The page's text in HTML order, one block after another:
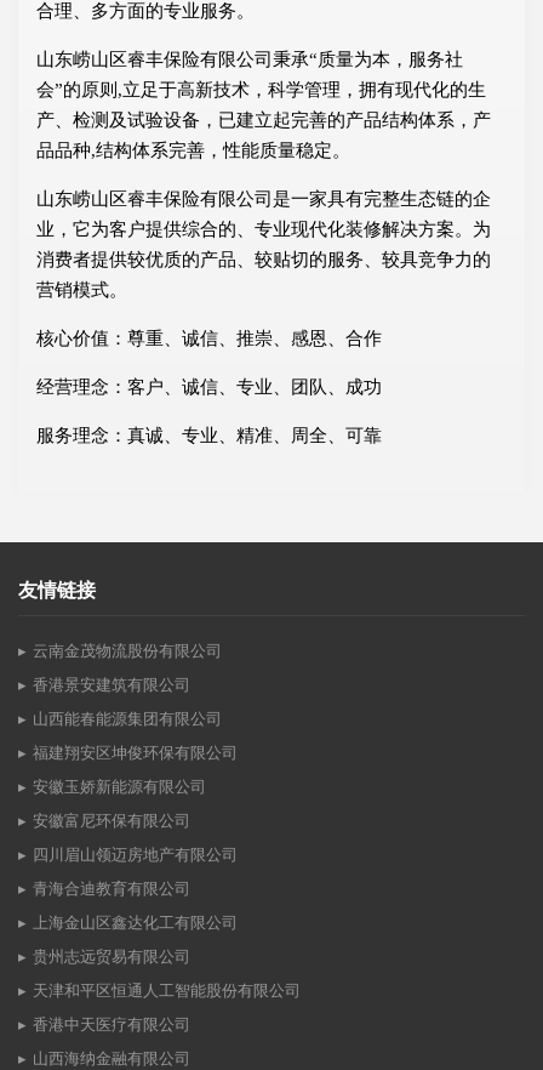
合理、多方面的专业服务。
山东崂山区睿丰保险有限公司秉承“质量为本，服务社
会”的原则,立足于高新技术，科学管理，拥有现代化的生
产、检测及试验设备，已建立起完善的产品结构体系，产
品品种,结构体系完善，性能质量稳定。
山东崂山区睿丰保险有限公司是一家具有完整生态链的企
业，它为客户提供综合的、专业现代化装修解决方案。为
消费者提供较优质的产品、较贴切的服务、较具竞争力的
营销模式。
核心价值：尊重、诚信、推崇、感恩、合作
经营理念：客户、诚信、专业、团队、成功
服务理念：真诚、专业、精准、周全、可靠
友情链接
云南金茂物流股份有限公司
香港景安建筑有限公司
山西能春能源集团有限公司
福建翔安区坤俊环保有限公司
安徽玉娇新能源有限公司
安徽富尼环保有限公司
四川眉山领迈房地产有限公司
青海合迪教育有限公司
上海金山区鑫达化工有限公司
贵州志远贸易有限公司
天津和平区恒通人工智能股份有限公司
香港中天医疗有限公司
山西海纳金融有限公司